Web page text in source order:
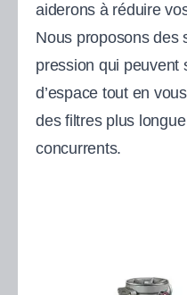
aiderons à réduire
Nous proposons des
pression qui peuvent
d’espace tout en
des filtres plus
concurrents.